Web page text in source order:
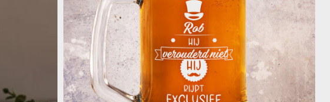
SENIOREN
BRANDWEERMAN
GRAPPENMAKER